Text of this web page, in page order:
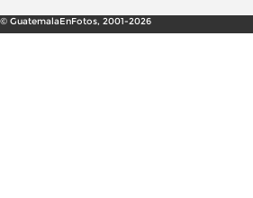
GuatemalaEnFotos, 2001-2026